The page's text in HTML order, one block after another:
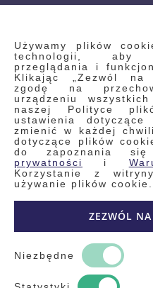
Używamy plików
technologii, aby
przeglądania i
Klikając „Zezwól na
zgodę na
urządzeniu
naszej Polityce
ustawienia
zmienić w każdej
dotyczące plików
do zapoznania
prywatności
i
Korzystanie z
używanie plików cookie.
ZEZWÓL NA
Niezbędne
INFORMACJE
Regulamin
Polityka prywatności i
Wyszukiwane frazy
Wyszukiwanie
Zamówienia
Skontaktuj się z nami
Odstąp od umowy
Kontakt